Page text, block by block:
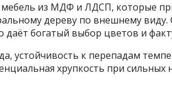
из МДФ и ЛДСП, которые
дереву по внешнему виду.
богатый выбор цветов и
устойчивость к перепадам
хрупкость при сильных